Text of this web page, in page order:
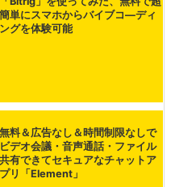
Bitrig」を使ってみた、無料で超
ングを体験可能